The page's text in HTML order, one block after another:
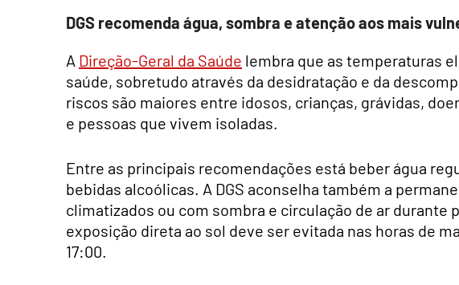
DGS recomenda água, sombra e atenção aos mais
A Direção-Geral da Saúde lembra que as temperaturas
saúde, sobretudo através da desidratação e da
riscos são maiores entre idosos, crianças, grávidas,
e pessoas que vivem isoladas.
Entre as principais recomendações está beber água
bebidas alcoólicas. A DGS aconselha também a
climatizados ou com sombra e circulação de ar durante
exposição direta ao sol deve ser evitada nas horas de
17:00.